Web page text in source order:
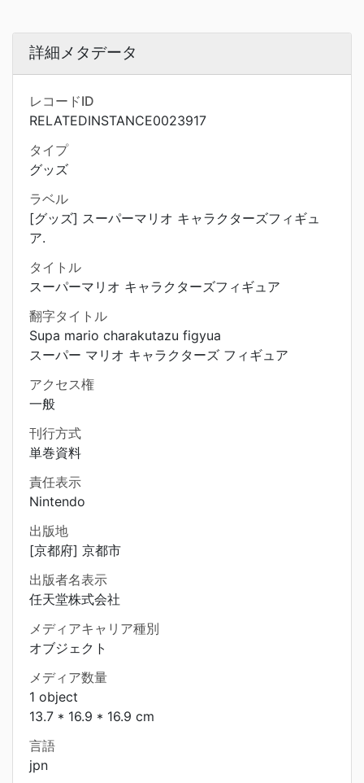
詳細メタデータ
レコードID
RELATEDINSTANCE0023917
タイプ
グッズ
ラベル
[グッズ] スーパーマリオ キャラクターズフィギュ
ア.
タイトル
スーパーマリオ キャラクターズフィギュア
翻字タイトル
Supa mario charakutazu figyua
スーパー マリオ キャラクターズ フィギュア
アクセス権
一般
刊行方式
単巻資料
責任表示
Nintendo
出版地
[京都府] 京都市
出版者名表示
任天堂株式会社
メディアキャリア種別
オブジェクト
メディア数量
1 object
13.7 * 16.9 * 16.9 cm
言語
jpn